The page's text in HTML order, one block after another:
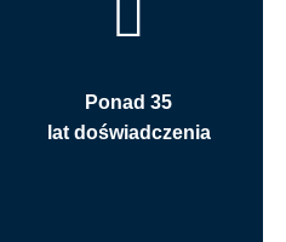
Ponad 35
lat doświadczenia